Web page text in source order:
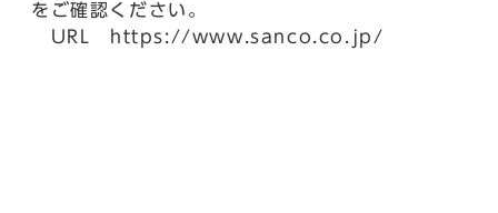
をご確認ください。
URL https://www.sanco.co.jp/